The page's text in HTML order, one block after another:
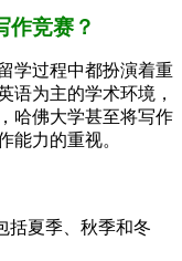
作竞赛？
学过程中都扮演着重
语为主的学术环境，
哈佛大学甚至将写作
能力的重视。
括夏季、秋季和冬